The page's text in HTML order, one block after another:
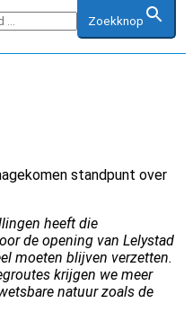
Zoekknop
standpunt over
heeft die
de opening van Lelystad
moeten blijven verzetten.
krijgen we meer
natuur zoals de